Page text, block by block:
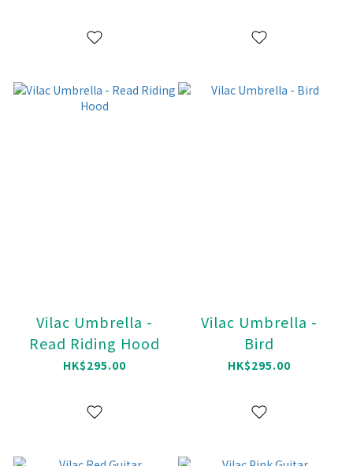
Vilac Umbrella -
Read Riding Hood
HK$295.00
Vilac Umbrella -
Bird
HK$295.00